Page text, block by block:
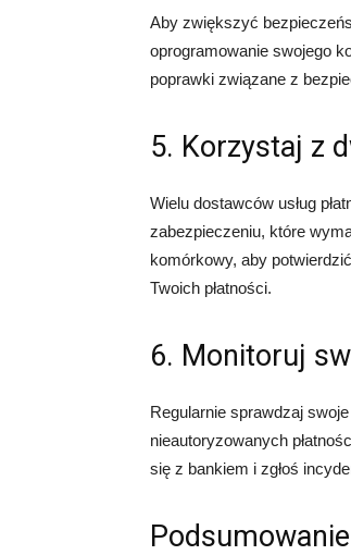
Aby zwiększyć
oprogramowanie swojego
poprawki związane z
5. Korzystaj z
Wielu dostawców usług
zabezpieczeniu, które
komórkowy, aby
Twoich płatności.
6. Monitoruj
Regularnie sprawdzaj
nieautoryzowanych
się z bankiem i zgłoś
Podsumowanie